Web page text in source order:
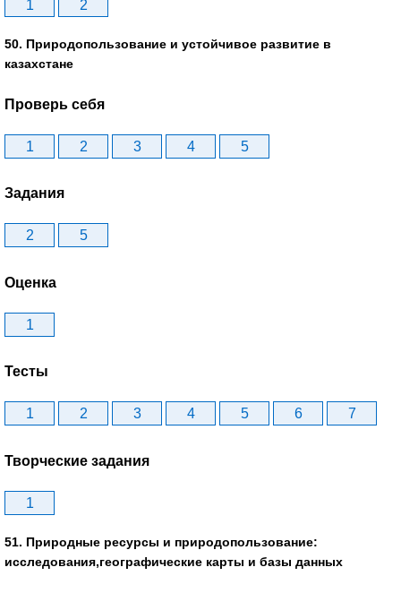
1 2
50. Природопользование и устойчивое развитие в
казахстане
Проверь себя
1 2 3 4 5
Задания
2 5
Оценка
1
Тесты
1 2 3 4 5 6 7
Творческие задания
1
51. Природные ресурсы и природопользование:
исследования,географические карты и базы данных